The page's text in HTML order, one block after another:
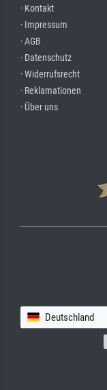
· Kontakt
· Impressum
· AGB
· Datenschutz
· Widerrufsrecht
· Reklamationen
· Über uns
Deutschland